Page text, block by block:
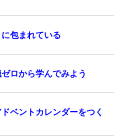
包まれている
ロから学んでみよう
ベントカレンダーをつく